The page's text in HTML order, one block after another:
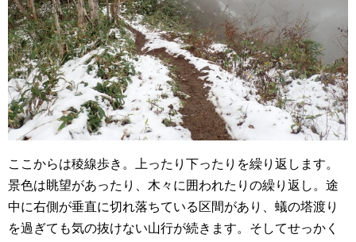
ここからは稜線歩き。上ったり下ったりを繰り返します。
景色は眺望があったり、木々に囲われたりの繰り返し。途
中に右側が垂直に切れ落ちている区間があり、蟻の塔渡り
を過ぎても気の抜けない山行が続きます。そしてせっかく